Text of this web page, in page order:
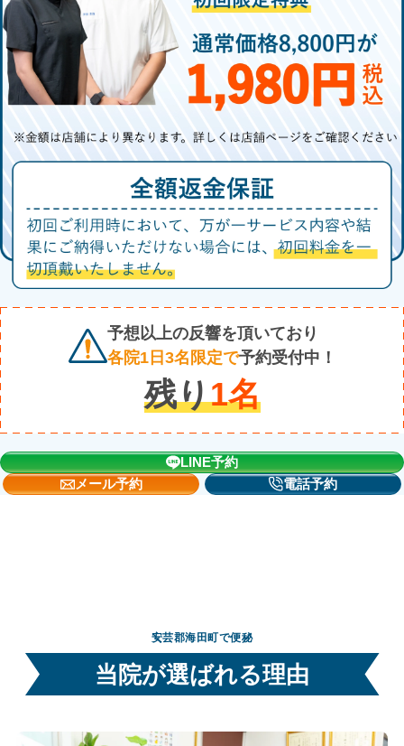
予想以上の反響を頂いており
各院1日3名限定で予約受付中！
残り1名
LINE予約
メール予約
電話予約
安芸郡海田町で便秘
当院が選ばれる理由